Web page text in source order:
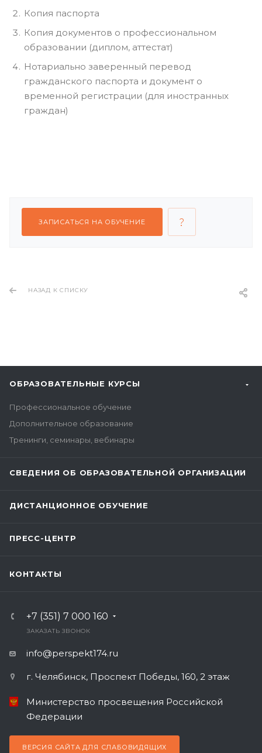
Копия паспорта
Копия документов о профессиональном
образовании (диплом, аттестат)
Нотариально заверенный перевод
гражданского паспорта и документ о
временной регистрации (для иностранных
граждан)
ЗАПИСАТЬСЯ НА ОБУЧЕНИЕ
НАЗАД К СПИСКУ
ОБРАЗОВАТЕЛЬНЫЕ КУРСЫ
Профессиональное обучение
Дополнительное образование
Тренинги, семинары, вебинары
СВЕДЕНИЯ ОБ ОБРАЗОВАТЕЛЬНОЙ ОРГАНИЗАЦИИ
ДИСТАНЦИОННОЕ ОБУЧЕНИЕ
ПРЕСС-ЦЕНТР
КОНТАКТЫ
+7 (351) 7 000 160
ЗАКАЗАТЬ ЗВОНОК
info@perspekt174.ru
г. Челябинск, Проспект Победы, 160, 2 этаж
Министерство просвещения Российской
Федерации
ВЕРСИЯ САЙТА ДЛЯ СЛАБОВИДЯЩИХ